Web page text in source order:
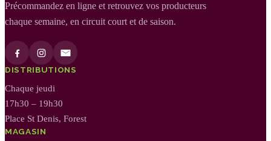
Précommandez en ligne et retrouvez vos producteurs
chaque semaine, en circuit court et de saison.
DISTRIBUTIONS
Chaque jeudi
17h30 – 19h30
Place St Denis, Forest
MAGASIN